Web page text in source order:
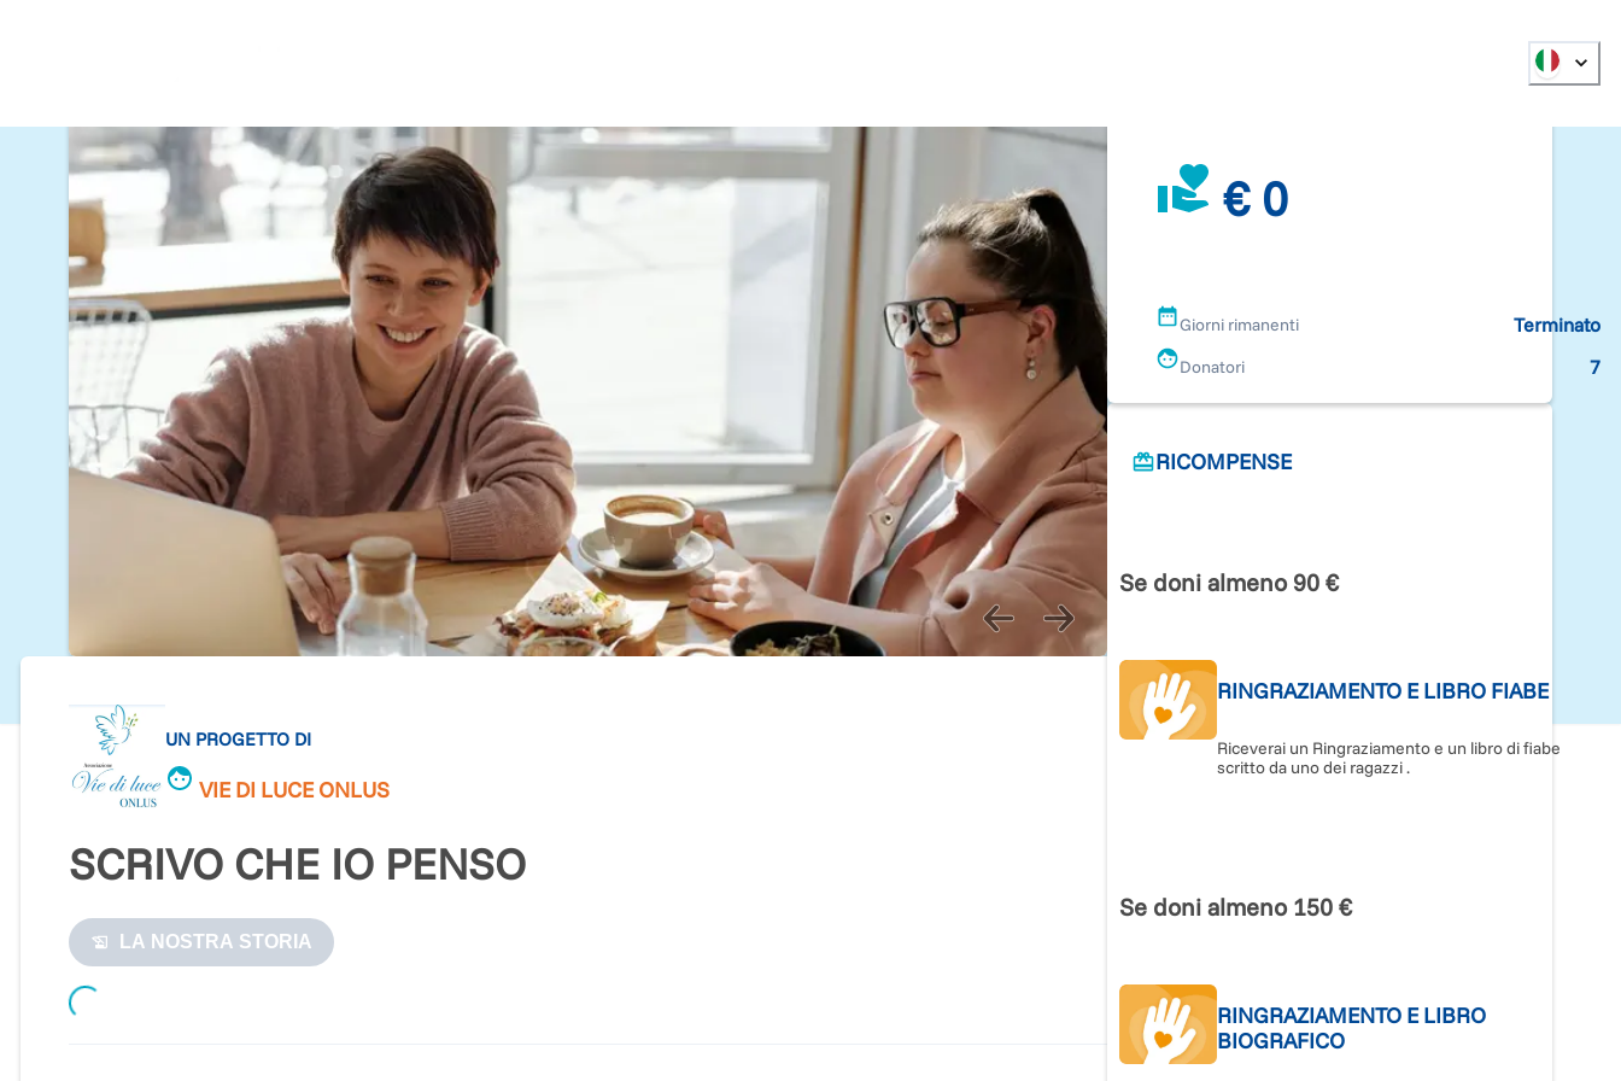
UN PROGETTO DI
VIE DI LUCE ONLUS
SCRIVO CHE IO PENSO
LA NOSTRA STORIA
Loading...
€ 0
Giorni rimanenti Terminato
Donatori 7
RICOMPENSE
Se doni almeno 90 €
RINGRAZIAMENTO E LIBRO FIABE
Riceverai un Ringraziamento e un libro di fiabe
scritto da uno dei ragazzi .
Se doni almeno 150 €
RINGRAZIAMENTO E LIBRO
BIOGRAFICO